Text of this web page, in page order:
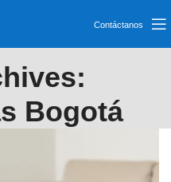
Contáctanos
Bogotá